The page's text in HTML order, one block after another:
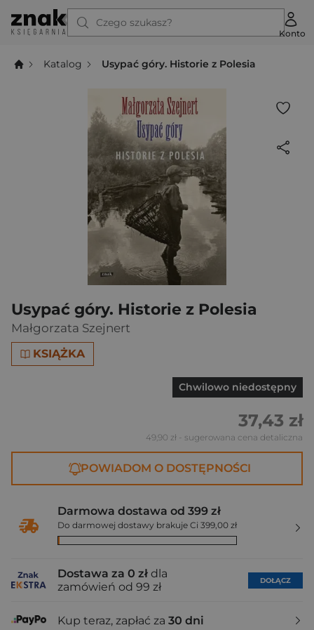
Czego szukasz?
Konto
Katalog Usypać góry. Historie z Polesia
Usypać góry. Historie z Polesia
Małgorzata Szejnert
KSIĄŻKA
Chwilowo niedostępny
37,43 zł
49,90 zł - sugerowana cena detaliczna
POWIADOM O DOSTĘPNOŚCI
Darmowa dostawa od 399 zł
Do darmowej dostawy brakuje Ci 399,00 zł
Dostawa za 0 zł dla
zamówień od 99 zł
DOŁĄCZ
Kup teraz, zapłać za 30 dni